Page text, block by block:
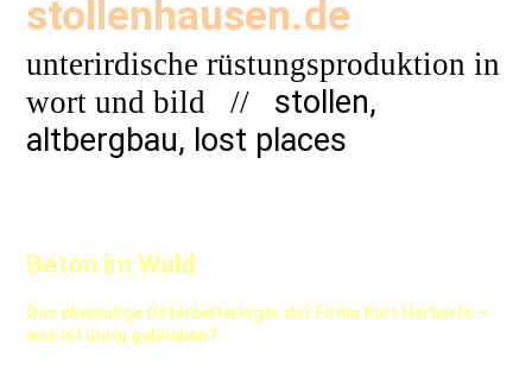
stollenhausen.de
unterirdische rüstungsproduktion in
wort und bild // stollen,
altbergbau, lost places
Beton im Wald
Das ehemalige Ostarbeiterlager der Firma Kurt Herberts –
was ist übrig geblieben?